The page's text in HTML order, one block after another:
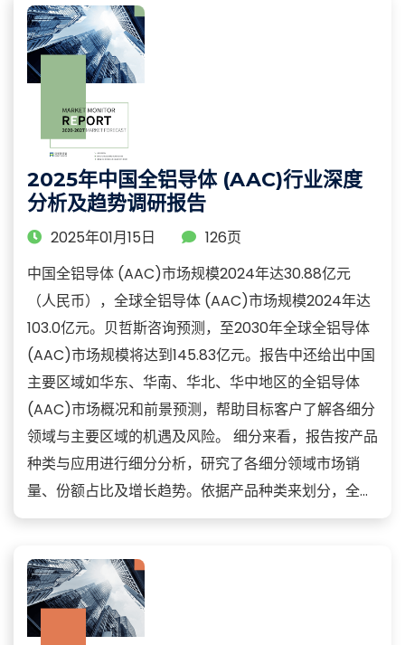
2025年中国全铝导体 (AAC)行业深度
分析及趋势调研报告
2025年01月15日
126页
中国全铝导体 (AAC)市场规模2024年达30.88亿元
（人民币），全球全铝导体 (AAC)市场规模2024年达
103.0亿元。贝哲斯咨询预测，至2030年全球全铝导体
(AAC)市场规模将达到145.83亿元。报告中还给出中国
主要区域如华东、华南、华北、华中地区的全铝导体
(AAC)市场概况和前景预测，帮助目标客户了解各细分
领域与主要区域的机遇及风险。 细分来看，报告按产品
种类与应用进行细分分析，研究了各细分领域市场销
量、份额占比及增长趋势。依据产品种类来划分，全...